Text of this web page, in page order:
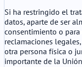
Si ha restringido el
datos, aparte de ser
consentimiento o
reclamaciones
otra persona física o
importante de la